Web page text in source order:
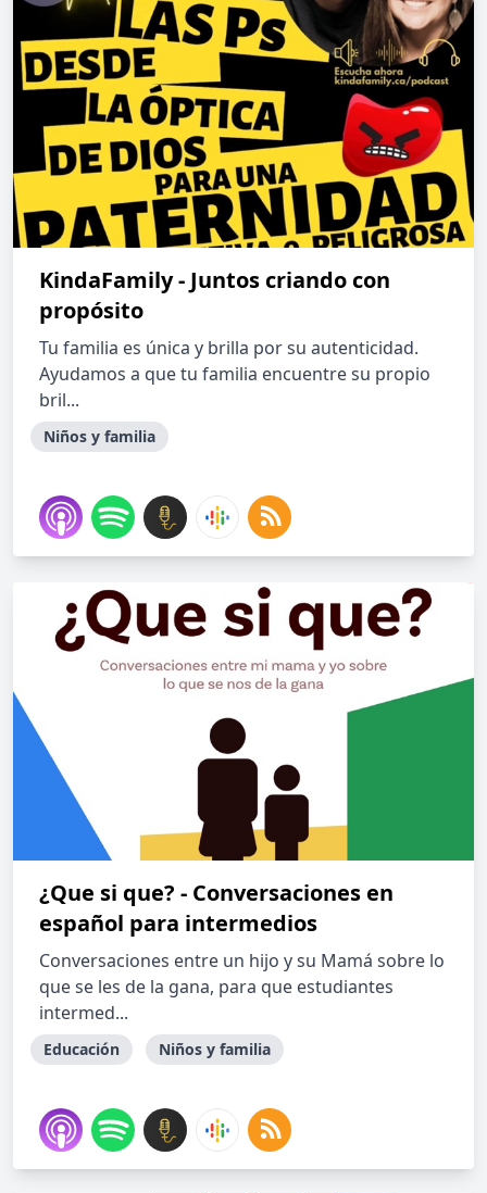
KindaFamily - Juntos criando con
propósito
Tu familia es única y brilla por su autenticidad.
Ayudamos a que tu familia encuentre su propio
bril...
Niños y familia
¿Que si que? - Conversaciones en
español para intermedios
Conversaciones entre un hijo y su Mamá sobre lo
que se les de la gana, para que estudiantes
intermed...
Educación Niños y familia